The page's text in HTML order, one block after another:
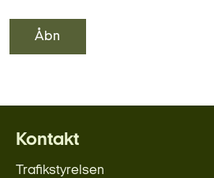
Åbn
Kontakt
Trafikstyrelsen